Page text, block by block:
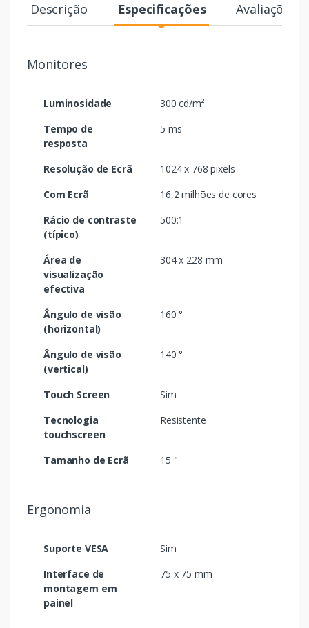
Descrição Especificações Avaliações
Monitores
Luminosidade
300 cd/m²
Tempo de
resposta
5 ms
Resolução de Ecrã
1024 x 768 pixels
Com Ecrã
16,2 milhões de cores
Rácio de contraste
(típico)
500:1
Área de
visualização
efectiva
304 x 228 mm
Ângulo de visão
(horizontal)
160 °
Ângulo de visão
(vertical)
140 °
Touch Screen
Sim
Tecnologia
touchscreen
Resistente
Tamanho de Ecrã 15 "
Ergonomia
Suporte VESA
Sim
Interface de
montagem em
painel
75 x 75 mm